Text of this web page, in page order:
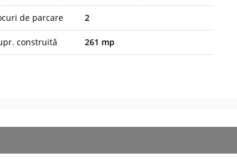
de parcare 2
construită 261 mp